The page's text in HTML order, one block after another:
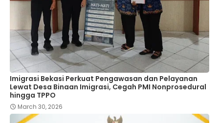
Imigrasi Bekasi Perkuat Pengawasan dan Pelayanan
Lewat Desa Binaan Imigrasi, Cegah PMI Nonprosedural
hingga TPPO
March 30, 2026